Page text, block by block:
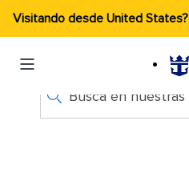
Visitando desde United States?